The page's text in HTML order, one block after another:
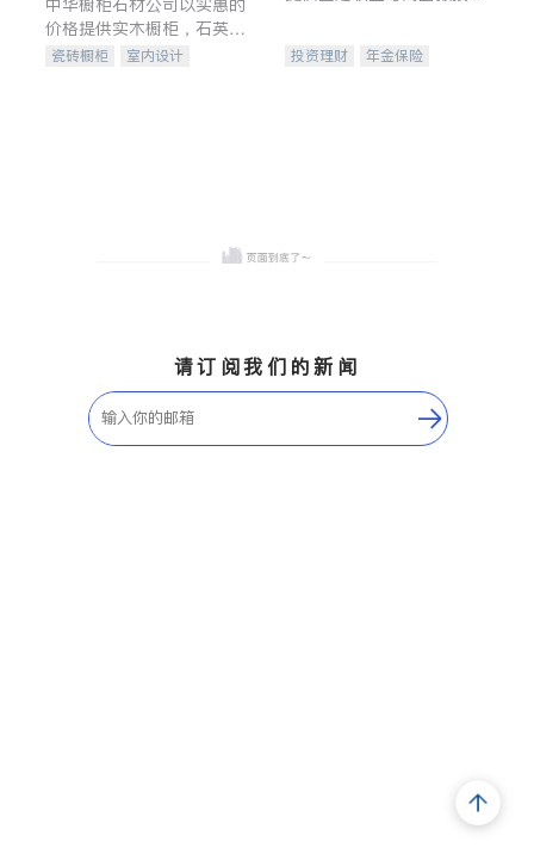
价格提供实木橱柜，石英石
台面，多种优质不锈钢水
瓷砖橱柜
室内设计
合，助力客户实现目标
投资理财
年金保险
请订阅我们的新闻